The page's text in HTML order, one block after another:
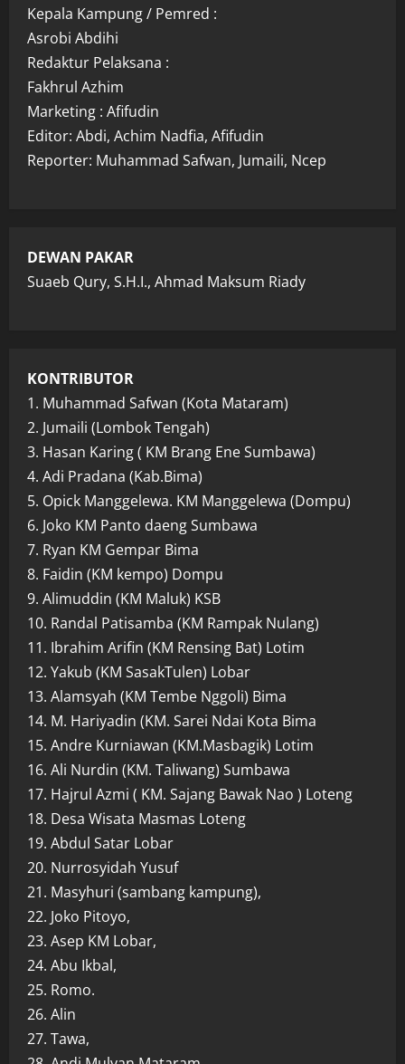
Kepala Kampung / Pemred :
Asrobi Abdihi
Redaktur Pelaksana :
Fakhrul Azhim
Marketing : Afifudin
Editor: Abdi, Achim Nadfia, Afifudin
Reporter: Muhammad Safwan, Jumaili, Ncep
DEWAN PAKAR
Suaeb Qury, S.H.I., Ahmad Maksum Riady
KONTRIBUTOR
1. Muhammad Safwan (Kota Mataram)
2. Jumaili (Lombok Tengah)
3. Hasan Karing ( KM Brang Ene Sumbawa)
4. Adi Pradana (Kab.Bima)
5. Opick Manggelewa. KM Manggelewa (Dompu)
6. Joko KM Panto daeng Sumbawa
7. Ryan KM Gempar Bima
8. Faidin (KM kempo) Dompu
9. Alimuddin (KM Maluk) KSB
10. Randal Patisamba (KM Rampak Nulang)
11. Ibrahim Arifin (KM Rensing Bat) Lotim
12. Yakub (KM SasakTulen) Lobar
13. Alamsyah (KM Tembe Nggoli) Bima
14. M. Hariyadin (KM. Sarei Ndai Kota Bima
15. Andre Kurniawan (KM.Masbagik) Lotim
16. Ali Nurdin (KM. Taliwang) Sumbawa
17. Hajrul Azmi ( KM. Sajang Bawak Nao ) Loteng
18. Desa Wisata Masmas Loteng
19. Abdul Satar Lobar
20. Nurrosyidah Yusuf
21. Masyhuri (sambang kampung),
22. Joko Pitoyo,
23. Asep KM Lobar,
24. Abu Ikbal,
25. Romo.
26. Alin
27. Tawa,